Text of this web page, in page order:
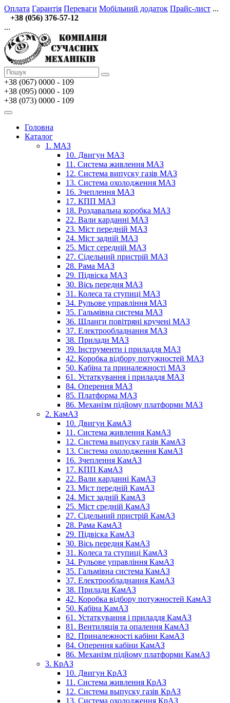
Оплата Гарантія Переваги Мобільний додаток Прайс-лист ...
+38 (056) 376-57-12
...
+38 (067) 0000 - 109
+38 (095) 0000 - 109
+38 (073) 0000 - 109
Головна
Каталог
1. МАЗ
10. Двигун МАЗ
11. Система живлення МАЗ
12. Система випуску газів МАЗ
13. Система охолодження МАЗ
16. Зчеплення МАЗ
17. КПП МАЗ
18. Роздавальна коробка МАЗ
22. Вали карданні МАЗ
23. Міст передній МАЗ
24. Міст задній МАЗ
25. Міст середній МАЗ
27. Сідельний пристрій МАЗ
28. Рама МАЗ
29. Підвіска МАЗ
30. Вісь передня МАЗ
31. Колеса та ступиці МАЗ
34. Рульове управління МАЗ
35. Гальмівна система МАЗ
36. Шланги повітряні кручені МАЗ
37. Електрообладнання МАЗ
38. Прилади МАЗ
39. Інструменти і приладдя МАЗ
42. Коробка відбору потужностей МАЗ
50. Кабіна та приналежності МАЗ
61. Устаткування і приладдя МАЗ
84. Оперення МАЗ
85. Платформа МАЗ
86. Механізм підйому платформи МАЗ
2. КамАЗ
10. Двигун КамАЗ
11. Система живлення КамАЗ
12. Система выпуску газів КамАЗ
13. Система охолодження КамАЗ
16. Зчеплення КамАЗ
17. КПП КамАЗ
22. Вали карданні КамАЗ
23. Міст передній КамАЗ
24. Міст задній КамАЗ
25. Міст средній КамАЗ
27. Сідельний пристрій КамАЗ
28. Рама КамАЗ
29. Підвіска КамАЗ
30. Вісь передня КамАЗ
31. Колеса та ступиці КамАЗ
34. Рульове управління КамАЗ
35. Гальмівна система КамАЗ
37. Електрообладнання КамАЗ
38. Прилади КамАЗ
42. Коробка відбору потужностей КамАЗ
50. Кабіна КамАЗ
61. Устаткування і приладдя КамАЗ
81. Вентиляція та опалення КамАЗ
82. Приналежності кабіни КамАЗ
84. Оперення кабіни КамАЗ
86. Механізм підйому платформи КамАЗ
3. КрАЗ
10. Двигун КрАЗ
11. Система живлення КрАЗ
12. Система выпуску газів КрАЗ
13. Система охолодження КрАЗ